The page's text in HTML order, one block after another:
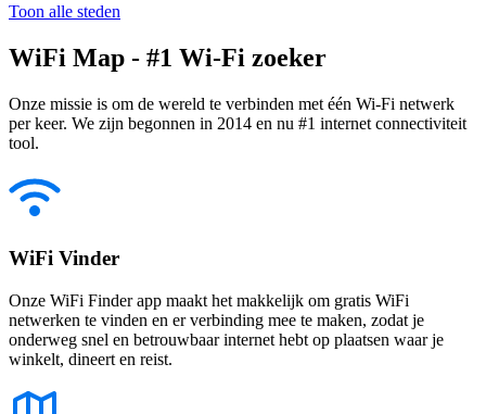
Toon alle steden
WiFi Map - #1 Wi-Fi zoeker
Onze missie is om de wereld te verbinden met één Wi-Fi netwerk
per keer. We zijn begonnen in 2014 en nu #1 internet connectiviteit
tool.
WiFi Vinder
Onze WiFi Finder app maakt het makkelijk om gratis WiFi
netwerken te vinden en er verbinding mee te maken, zodat je
onderweg snel en betrouwbaar internet hebt op plaatsen waar je
winkelt, dineert en reist.